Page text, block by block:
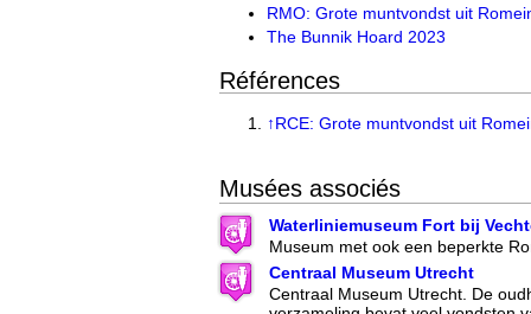
RMO: Grote muntvondst uit
The Bunnik Hoard 2023
Références
↑RCE: Grote muntvondst uit
Musées associés
Waterliniemuseum Fort bij
Museum met ook een beperkte
Centraal Museum Utrecht
Centraal Museum Utrecht. De